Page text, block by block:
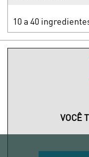
10 a 40
VOCÊ